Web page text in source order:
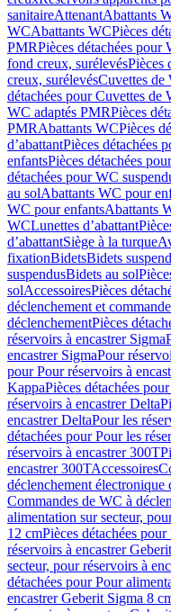
sanitaireAttenantAbattants
WCAbattants WCPièces
PMRPièces détachées pour
fond creux, surélevésPièces
creux, surélevésCuvettes de
détachées pour Cuvettes
WC adaptés PMRPièces
PMRAbattants WCPièces
d’abattantPièces détachées
enfantsPièces détachées
détachées pour WC
au solAbattants WC pour
WC pour enfantsAbattants
WCLunettes d’abattant
d’abattantSiège à la turque
fixationBidetsBidets
suspendusBidets au sol
solAccessoiresPièces
déclenchement et
déclenchementPièces
réservoirs à encastrer Sigma
encastrer SigmaPour
pour Pour réservoirs à
KappaPièces détachées
réservoirs à encastrer Delta
encastrer DeltaPour les
détachées pour Pour les
réservoirs à encastrer 300T
encastrer 300TAccessoires
déclenchement électronique
Commandes de WC à
alimentation sur secteur,
12 cmPièces détachées
réservoirs à encastrer
secteur, pour réservoirs à
détachées pour Pour
encastrer Geberit Sigma 8